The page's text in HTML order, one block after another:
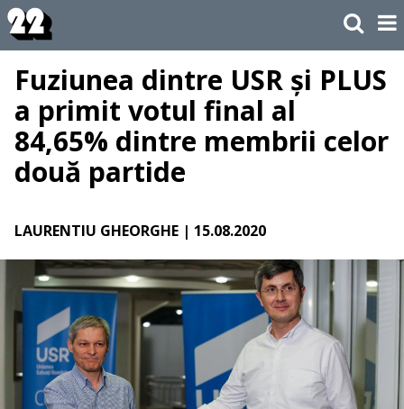
Fuziunea dintre USR și PLUS
a primit votul final al
84,65% dintre membrii celor
două partide
LAURENTIU GHEORGHE | 15.08.2020